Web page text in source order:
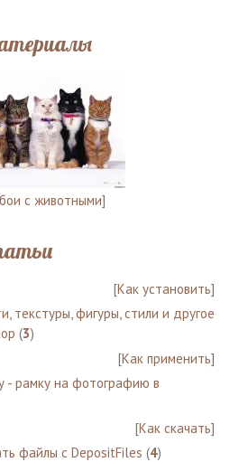
с животными]
[Как установить]
текстуры, фигуры, стили и другое
(3)
[Как применить]
- рамку на фотографию в
[Как скачать]
файлы с DepositFiles (4)